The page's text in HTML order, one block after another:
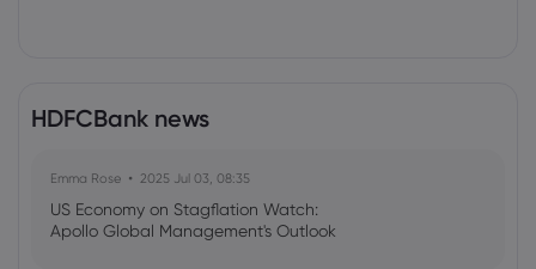
HDFCBank news
Emma Rose 2025 Jul 03, 08:35
US Economy on Stagflation Watch:
Apollo Global Management's Outlook